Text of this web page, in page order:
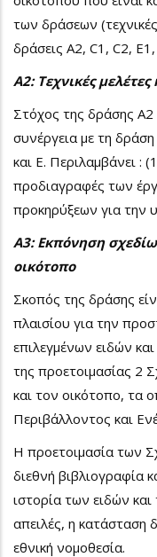
των δράσεων
δράσεις Α2, C1, C2,
Α2: Τεχνικές
Στόχος της δράσης Α2
συνέργεια με τη
και E. Περιλαμβάνει :
προδιαγραφές των
προκηρύξεων για την
Α3: Εκπόνηση
οικότοπο
Σκοπός της δράσης
πλαισίου για την
επιλεγμένων ειδών
της προετοιμασίας 2
και τον οικότοπο, τα
Περιβάλλοντος και
Η προετοιμασία των
διεθνή βιβλιογραφία
ιστορία των ειδών και
απειλές, η κατάσταση
εθνική νομοθεσία.